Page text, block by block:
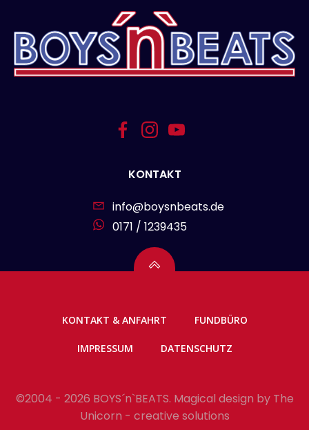
KONTAKT
info@boysnbeats.de
0171 / 1239435
KONTAKT & ANFAHRT FUNDBÜRO
IMPRESSUM DATENSCHUTZ
©2004 - 2026 BOYS´n`BEATS. Magical design by The
Unicorn - creative solutions